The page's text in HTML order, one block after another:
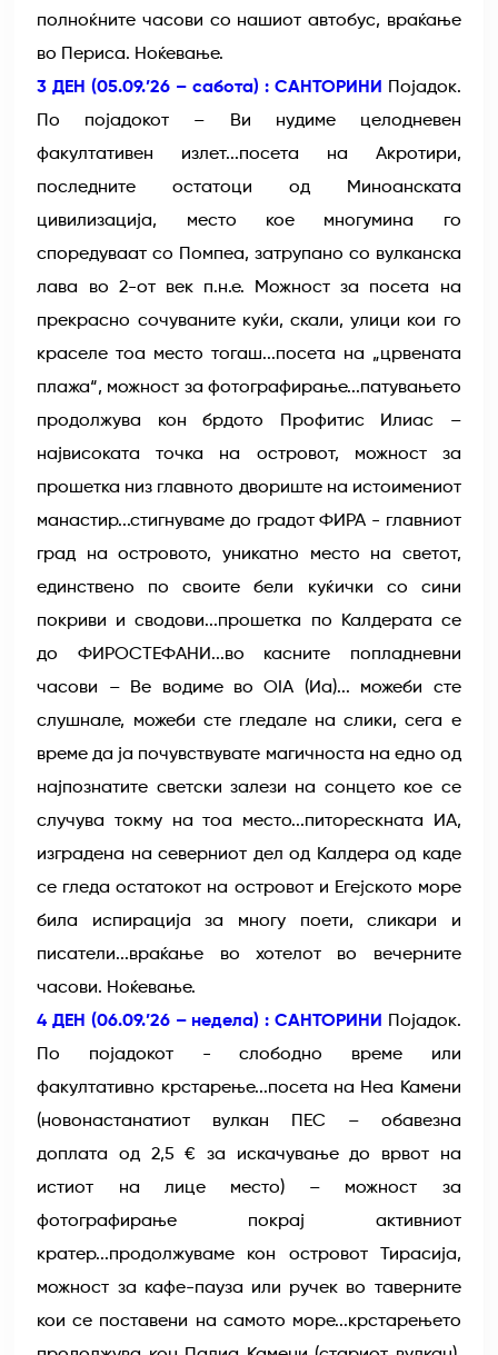
полноќните часови со нашиот автобус, враќање
во Периса. Ноќевање.
3 ДЕН (05.09.’26 – сабота) : САНТОРИНИ
Појадок.
По појадокот – Ви нудиме целодневен
факултативен излет...посета на Акротири,
последните остатоци од Миноанската
цивилизација, место кое многумина го
споредуваат со Помпеа, затрупано со вулканска
лава во 2-от век п.н.е. Можност за посета на
прекрасно сочуваните куќи, скали, улици кои го
краселе тоа место тогаш...посета на „црвената
плажа“, можност за фотографирање...патувањето
продолжува кон брдото Профитис Илиас –
највисоката точка на островот, можност за
прошетка низ главното двориште на истоимениот
манастир...стигнуваме до градот ФИРА - главниот
град на островото, уникатно место на светот,
единствено по своите бели куќички со сини
покриви и сводови...прошетка по Калдерата се
до ФИРОСТЕФАНИ...во касните попладневни
часови – Ве водиме во OIA (Иа)... можеби сте
слушнале, можеби сте гледале на слики, сега е
време да ја почувствувате магичноста на едно од
најпознатите светски залези на сонцето кое се
случува токму на тоа место...питорескната ИА,
изградена на северниот дел од Калдера од каде
се гледа остатокот на островот и Егејското море
била испирација за многу поети, сликари и
писатели...враќање во хотелот во вечерните
часови. Ноќевање.
4 ДЕН (06.09.’26 – недела) : САНТОРИНИ
Појадок.
По појадокот - слободно време или
факултативно крстарење...посета на Неа Камени
(новонастанатиот вулкан ПЕС – обавезна
доплата од 2,5 € за искачување до врвот на
истиот на лице место) – можност за
фотографирање покрај активниот
кратер...продолжуваме кон островот Тирасија,
можност за кафе-пауза или ручек во таверните
кои се поставени на самото море...крстарењето